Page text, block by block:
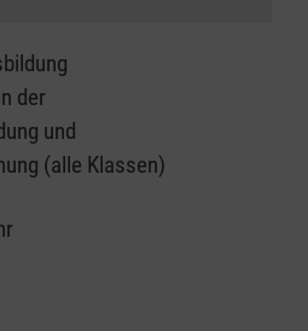
der
und
(alle Klassen)